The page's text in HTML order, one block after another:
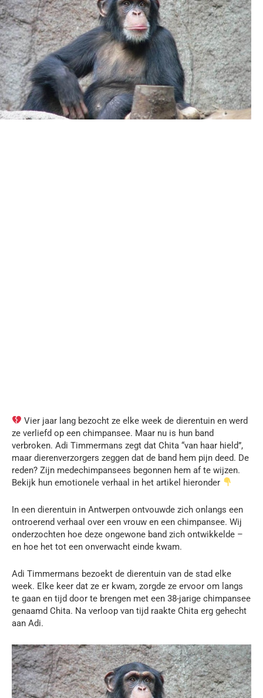
Vier jaar lang bezocht ze elke week de dierentuin en werd
ze verliefd op een chimpansee. Maar nu is hun band
verbroken. Adi Timmermans zegt dat Chita “van haar hield”,
maar dierenverzorgers zeggen dat de band hem pijn deed. De
reden? Zijn medechimpansees begonnen hem af te wijzen.
Bekijk hun emotionele verhaal in het artikel hieronder
In een dierentuin in Antwerpen ontvouwde zich onlangs een
ontroerend verhaal over een vrouw en een chimpansee. Wij
onderzochten hoe deze ongewone band zich ontwikkelde –
en hoe het tot een onverwacht einde kwam.
Adi Timmermans bezoekt de dierentuin van de stad elke
week. Elke keer dat ze er kwam, zorgde ze ervoor om langs
te gaan en tijd door te brengen met een 38-jarige chimpansee
genaamd Chita. Na verloop van tijd raakte Chita erg gehecht
aan Adi.